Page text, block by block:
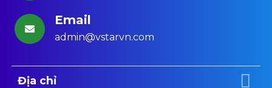
Email
admin@vstarvn.com
Địa chỉ